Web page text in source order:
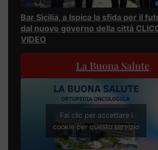
Bar Sicilia, a Ispica la sfida per il
dal nuovo governo della città
VIDEO
La Buona Salute
Fai clic per accettare i
cookie per questo servizio